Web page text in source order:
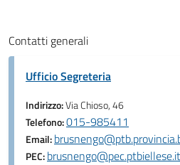
Contatti generali
Ufficio Segreteria
Indirizzo:Via Chioso, 46
Telefono:015-985411
Email:
PEC:brusnengo@pec.ptbiellese.it